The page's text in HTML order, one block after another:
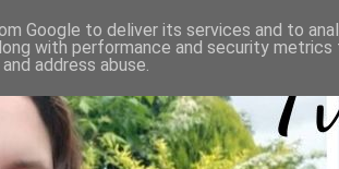
Google to deliver its services and to
with performance and security
address abuse.